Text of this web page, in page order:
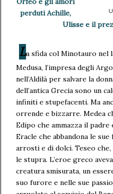
perduti Achille,
Ulisse e il
La sfida col Minotauro nel
Medusa, l’impresa degli
nell’Aldilà per salvare la
dell’antica Grecia sono un
infiniti e stupefacenti. Ma
orrende e bizzarre. Medea
Edipo che ammazza il padre
Eracle che abbandona le
arrosti e di dolci. Teseo che,
le stupra. L’eroe greco
creatura smisurata, un
suo furore e nelle sue